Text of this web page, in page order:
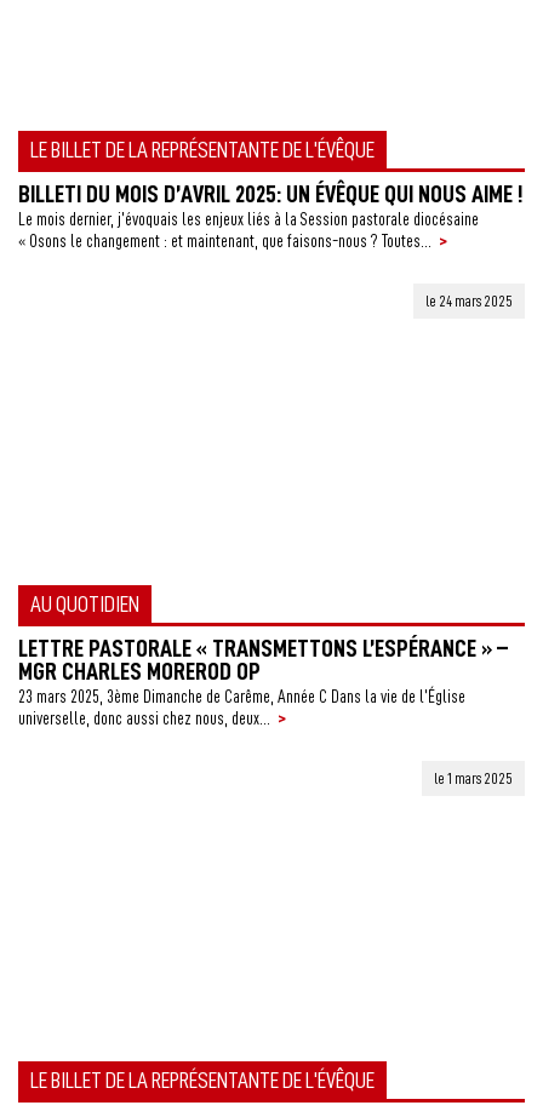
LE BILLET DE LA REPRÉSENTANTE DE L'ÉVÊQUE
BILLETI DU MOIS D’AVRIL 2025: UN ÉVÊQUE QUI NOUS AIME !
Le mois dernier, j’évoquais les enjeux liés à la Session pastorale diocésaine
« Osons le changement : et maintenant, que faisons-nous ? Toutes...
>
AU QUOTIDIEN
le 24 mars 2025
LETTRE PASTORALE « TRANSMETTONS L’ESPÉRANCE » –
MGR CHARLES MOREROD OP
23 mars 2025, 3ème Dimanche de Carême, Année C Dans la vie de l’Église
universelle, donc aussi chez nous, deux...
>
LE BILLET DE LA REPRÉSENTANTE DE L'ÉVÊQUE
le 1 mars 2025